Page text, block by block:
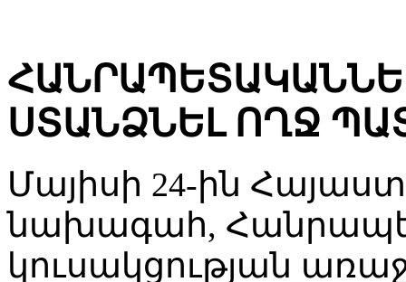
ՍՏԱՆՁՆԵԼ ՈՂՋ
Մայիսի 24-ին
նախագահ,
կուսակցության